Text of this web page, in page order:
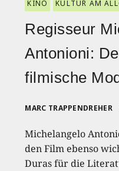
KINO KULTUR AM
Regisseur
Antonioni:
filmische
MARC TRAPPENDREHER
Michelangelo
den Film ebenso
Duras für die